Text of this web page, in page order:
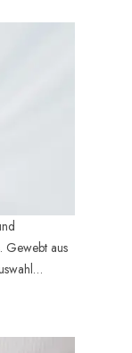
Gewebt aus